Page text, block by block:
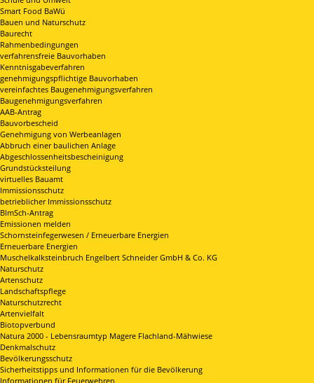
Smart Food BaWü
Bauen und Naturschutz
Baurecht
Rahmenbedingungen
verfahrensfreie Bauvorhaben
Kenntnisgabeverfahren
genehmigungspflichtige Bauvorhaben
vereinfachtes Baugenehmigungsverfahren
Baugenehmigungsverfahren
AAB-Antrag
Bauvorbescheid
Genehmigung von Werbeanlagen
Abbruch einer baulichen Anlage
Abgeschlossenheitsbescheinigung
Grundstücksteilung
virtuelles Bauamt
Immissionsschutz
betrieblicher Immissionsschutz
BImSch-Antrag
Emissionen melden
Schornsteinfegerwesen / Erneuerbare Energien
Erneuerbare Energien
Muschelkalksteinbruch Engelbert Schneider GmbH & Co. KG
Naturschutz
Artenschutz
Landschaftspflege
Naturschutzrecht
Artenvielfalt
Biotopverbund
Natura 2000 - Lebensraumtyp Magere Flachland-Mähwiese
Denkmalschutz
Bevölkerungsschutz
Sicherheitstipps und Informationen für die Bevölkerung
Informationen für Feuerwehren